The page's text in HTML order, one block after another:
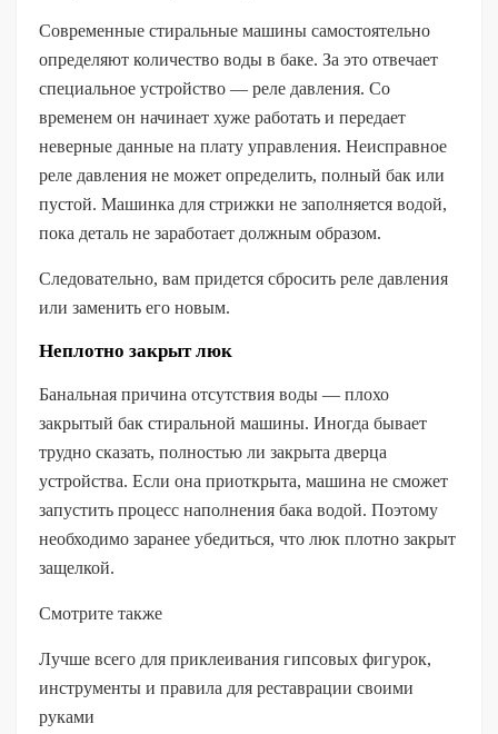
Современные стиральные машины самостоятельно
определяют количество воды в баке. За это отвечает
специальное устройство — реле давления. Со
временем он начинает хуже работать и передает
неверные данные на плату управления. Неисправное
реле давления не может определить, полный бак или
пустой. Машинка для стрижки не заполняется водой,
пока деталь не заработает должным образом.
Следовательно, вам придется сбросить реле давления
или заменить его новым.
Неплотно закрыт люк
Банальная причина отсутствия воды — плохо
закрытый бак стиральной машины. Иногда бывает
трудно сказать, полностью ли закрыта дверца
устройства. Если она приоткрыта, машина не сможет
запустить процесс наполнения бака водой. Поэтому
необходимо заранее убедиться, что люк плотно закрыт
защелкой.
Смотрите также
Лучше всего для приклеивания гипсовых фигурок,
инструменты и правила для реставрации своими
руками